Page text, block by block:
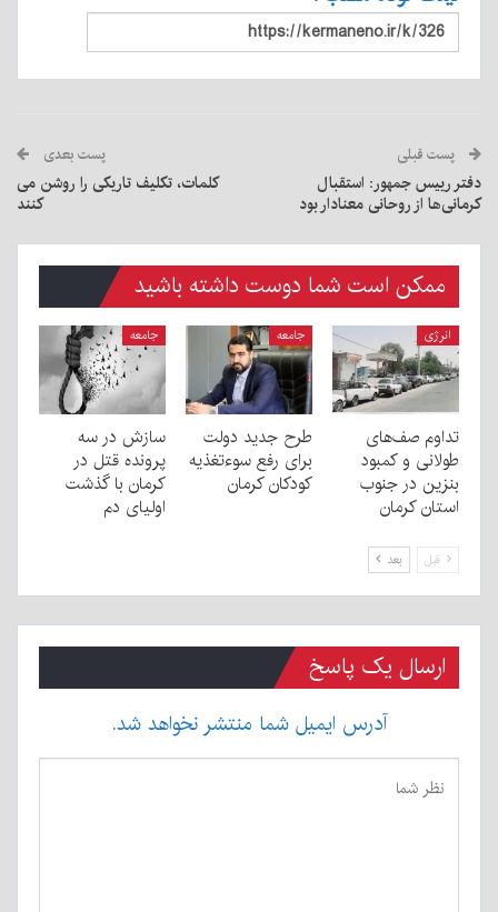
پست قبلی
دفتر رییس جمهور: استقبال
کرمانی‌ها از روحانی معنادار بود
پست بعدی
کلمات، تکلیف تاریکی را روشن می
کنند
ممکن است شما دوست داشته باشید
انرژی
تداوم صف‌های
طولانی و کمبود
بنزین در جنوب
استان کرمان
جامعه
طرح جدید دولت
برای رفع سوءتغذیه
کودکان کرمان
جامعه
سازش در سه
پرونده قتل در
کرمان با گذشت
اولیای دم
قبل بعد
ارسال یک پاسخ
آدرس ایمیل شما منتشر نخواهد شد.